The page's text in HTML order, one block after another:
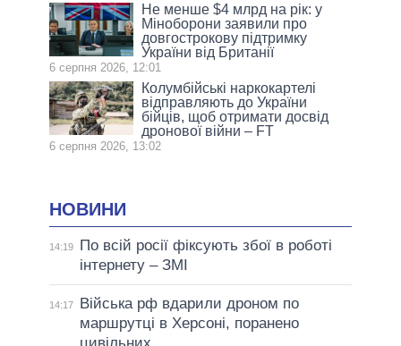
Не менше $4 млрд на рік: у
Міноборони заявили про
довгострокову підтримку
України від Британії
6 серпня 2026, 12:01
Колумбійські наркокартелі
відправляють до України
бійців, щоб отримати досвід
дронової війни – FT
6 серпня 2026, 13:02
НОВИНИ
14:19
По всій росії фіксують збої в роботі
інтернету – ЗМІ
14:17
Війська рф вдарили дроном по
маршрутці в Херсоні, поранено